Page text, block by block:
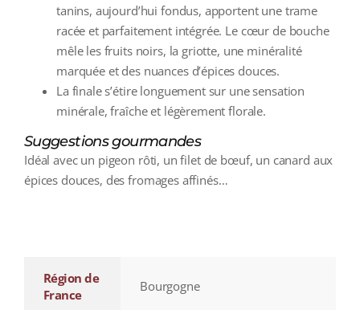
tanins, aujourd’hui fondus, apportent une trame
racée et parfaitement intégrée. Le cœur de bouche
mêle les fruits noirs, la griotte, une minéralité
marquée et des nuances d’épices douces.
La finale s’étire longuement sur une sensation
minérale, fraîche et légèrement florale.
Suggestions gourmandes
Idéal avec un pigeon rôti, un filet de bœuf, un canard aux
épices douces, des fromages affinés…
Région de
France
Bourgogne